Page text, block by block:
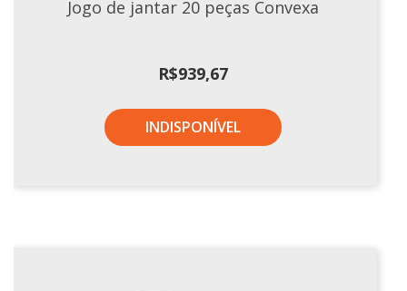
Jogo de jantar 20 peças Convexa
R$939,67
INDISPONÍVEL